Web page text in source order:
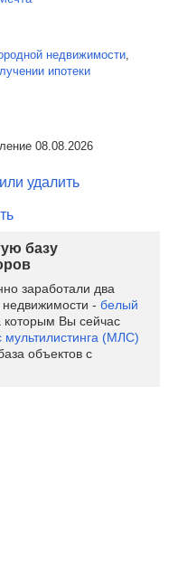
недвижимости,
ипотеки
08.08.2026
удалить
базу
заработали два
- белый
которым Вы сейчас
мультилистинга (МЛС)
объектов с